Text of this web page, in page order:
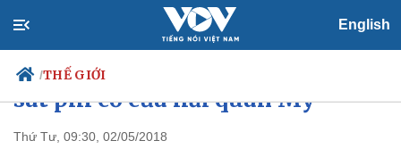
English
/THẾ GIỚI
Máy bay phản lực của Nga ép rất
sát phi cơ của hải quân Mỹ
Thứ Tư, 09:30, 02/05/2018